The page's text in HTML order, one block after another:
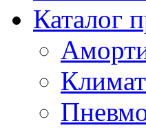
Каталог